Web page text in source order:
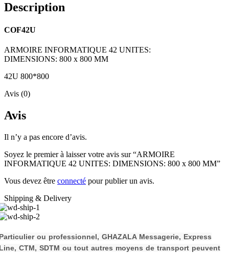
Description
COF42U
ARMOIRE INFORMATIQUE 42 UNITES:
DIMENSIONS: 800 x 800 MM
42U 800*800
Avis (0)
Avis
Il n’y a pas encore d’avis.
Soyez le premier à laisser votre avis sur “ARMOIRE
INFORMATIQUE 42 UNITES: DIMENSIONS: 800 x 800 MM”
Vous devez être connecté pour publier un avis.
Shipping & Delivery
articulier ou professionnel, GHAZALA Messagerie, Express
CTM, SDTM ou tout autres moyens de transport peuvent